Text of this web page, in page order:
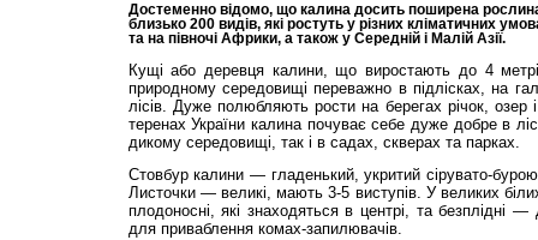
Достеменно відомо, що калина досить поширена рослина
близько 200 видів, які ростуть у різних кліматичних
та на півночі Африки, а також у Середній і Малій Азії.
Кущі або деревця калини, що виростають до 4
природному середовищі переважно в підлісках, на
лісів. Дуже полюбляють рости на берегах річок,
теренах України калина почуває себе дуже добре в
дикому середовищі, так і в садах, скверах та парках.
Стовбур калини — гладенький, укритий сірувато-
Листочки — великі, мають 3-5 виступів. У великих
плодоносні, які знаходяться в центрі, та безплідні
для приваблення комах-запилювачів.